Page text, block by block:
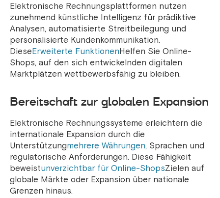
Elektronische Rechnungsplattformen nutzen
zunehmend künstliche Intelligenz für prädiktive
Analysen, automatisierte Streitbeilegung und
personalisierte Kundenkommunikation.
DieseErweiterte FunktionenHelfen Sie Online-
Shops, auf den sich entwickelnden digitalen
Marktplätzen wettbewerbsfähig zu bleiben.
Bereitschaft zur globalen Expansion
Elektronische Rechnungssysteme erleichtern die
internationale Expansion durch die
Unterstützungmehrere Währungen, Sprachen und
regulatorische Anforderungen. Diese Fähigkeit
beweistunverzichtbar für Online-ShopsZielen auf
globale Märkte oder Expansion über nationale
Grenzen hinaus.